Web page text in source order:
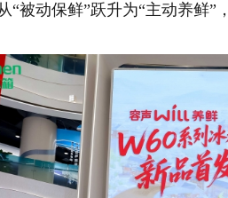
“被动保鲜”跃升为“主动养鲜”